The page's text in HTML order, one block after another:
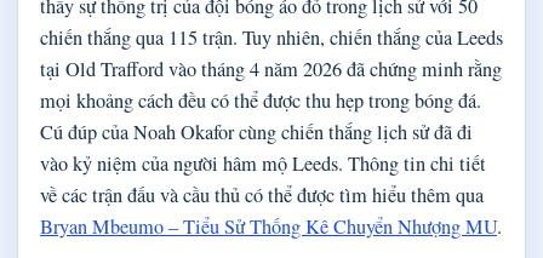
thấy sự thống trị của đội bóng áo đỏ trong lịch sử với 50
chiến thắng qua 115 trận. Tuy nhiên, chiến thắng của Leeds
tại Old Trafford vào tháng 4 năm 2026 đã chứng minh rằng
mọi khoảng cách đều có thể được thu hẹp trong bóng đá.
Cú đúp của Noah Okafor cùng chiến thắng lịch sử đã đi
vào kỷ niệm của người hâm mộ Leeds. Thông tin chi tiết
về các trận đấu và cầu thủ có thể được tìm hiểu thêm qua
Bryan Mbeumo – Tiểu Sử Thống Kê Chuyển Nhượng MU.